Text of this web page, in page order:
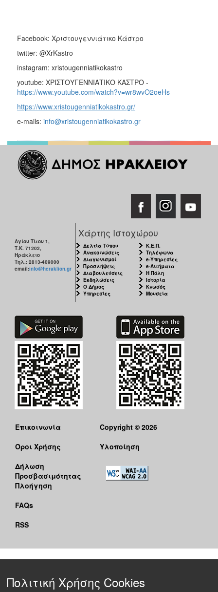
Facebook: Χριστουγεννιάτικο Κάστρο
twitter: @XrKastro
instagram: xristougenniatikokastro
youtube: ΧΡΙΣΤΟΥΓΕΝΝΙΑΤΙΚΟ ΚΑΣΤΡΟ -
https://www.youtube.com/watch?v=wr8wvO2oeHs
https://www.xristougenniatikokastro.gr/
e-mails: info@xristougenniatikokastro.gr
Αγίου Τίτου 1,
Τ.Κ. 71202,
Ηράκλειο
Τηλ.: 2813-409000
email:info@heraklion.gr
Χάρτης Ιστοχώρου
Δελτία Τύπου
Ανακοινώσεις
Διαγωνισμοί
Προσλήψεις
Διαβουλεύσεις
Εκδηλώσεις
Ο Δήμος
Υπηρεσίες
Κ.Ε.Π.
Τηλέφωνα
e-Υπηρεσίες
e-Αιτήματα
Η Πόλη
Ιστορία
Κνωσός
Μουσεία
Επικοινωνία
Όροι Χρήσης
Δήλωση
Προσβασιμότητας
Πλοήγηση
FAQs
RSS
Copyright © 2026
Υλοποίηση
Πολιτική Χρήσης Cookies